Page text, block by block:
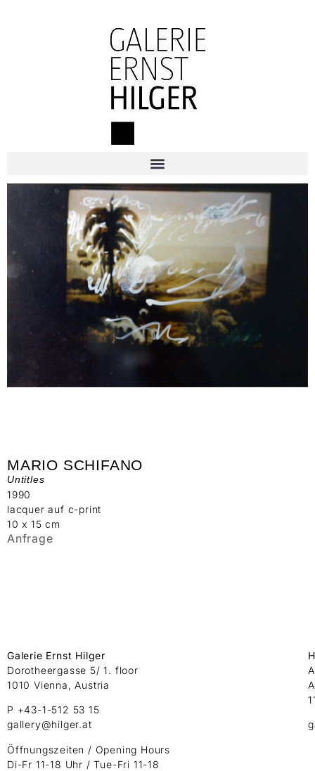
MARIO SCHIFANO
Untitles
1990
lacquer auf c-print
10 x 15 cm
Anfrage
Galerie Ernst Hilger
Dorotheergasse 5/ 1. floor
1010 Vienna, Austria
P +43-1-512 53 15
gallery@hilger.at
Öffnungszeiten / Opening Hours
Di-Fr 11-18 Uhr / Tue-Fri 11-18